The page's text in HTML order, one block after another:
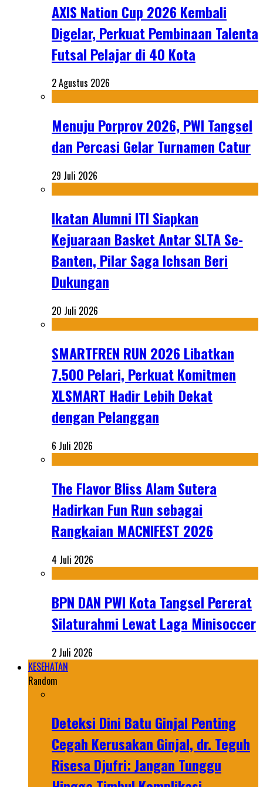
AXIS Nation Cup 2026 Kembali
Digelar, Perkuat Pembinaan Talenta
Futsal Pelajar di 40 Kota
2 Agustus 2026
Menuju Porprov 2026, PWI Tangsel
dan Percasi Gelar Turnamen Catur
29 Juli 2026
Ikatan Alumni ITI Siapkan
Kejuaraan Basket Antar SLTA Se-
Banten, Pilar Saga Ichsan Beri
Dukungan
20 Juli 2026
SMARTFREN RUN 2026 Libatkan
7.500 Pelari, Perkuat Komitmen
XLSMART Hadir Lebih Dekat
dengan Pelanggan
6 Juli 2026
The Flavor Bliss Alam Sutera
Hadirkan Fun Run sebagai
Rangkaian MACNIFEST 2026
4 Juli 2026
BPN DAN PWI Kota Tangsel Pererat
Silaturahmi Lewat Laga Minisoccer
2 Juli 2026
KESEHATAN
Random
Deteksi Dini Batu Ginjal Penting
Cegah Kerusakan Ginjal, dr. Teguh
Risesa Djufri: Jangan Tunggu